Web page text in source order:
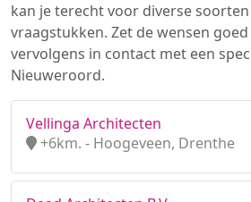
kan je terecht voor diverse
vraagstukken. Zet de wensen
vervolgens in contact met een
Nieuweroord.
Vellinga Architecten
+6km. - Hoogeveen, Drenthe